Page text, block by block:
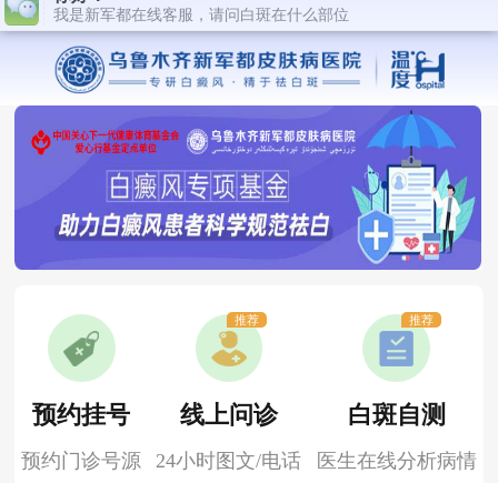
预约挂号
预约门诊号源
线上问诊
24小时图文/电话
推荐
白斑自测
医生在线分析病情
推荐